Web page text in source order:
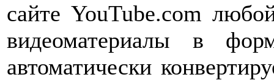
сайте YouTube.com
видеоматериалы в
автоматически